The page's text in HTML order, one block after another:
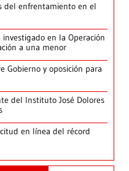
del enfrentamiento en el
en la Operación
a una menor
Gobierno y oposición para
del Instituto José Dolores
en línea del récord